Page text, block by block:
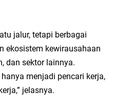
jalur, tetapi berbagai
ekosistem kewirausahaan
dan sektor lainnya.
menjadi pencari kerja,
jelasnya.